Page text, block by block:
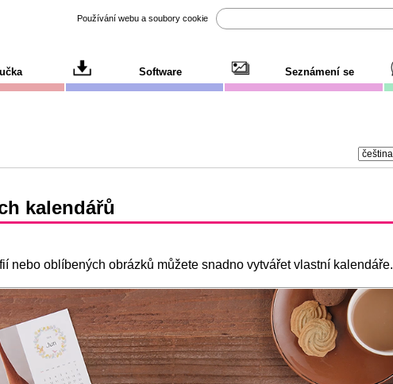
Používání webu a soubory cookie
Software Seznámení se
kalendářů
nebo oblíbených obrázků můžete snadno vytvářet vlastní kalendáře.